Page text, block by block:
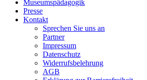
Museumspädagogik
Presse
Kontakt
Sprechen Sie uns an
Partner
Impressum
Datenschutz
Widerrufsbelehrung
AGB